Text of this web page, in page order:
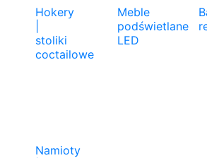
Hokery
stoliki
coctailowe
Meble
podświetlane
LED
Namioty